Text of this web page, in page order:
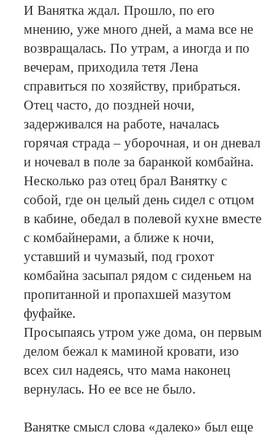
И Ванятка ждал. Прошло, по его
мнению, уже много дней, а мама все не
возвращалась. По утрам, а иногда и по
вечерам, приходила тетя Лена
справиться по хозяйству, прибраться.
Отец часто, до поздней ночи,
задерживался на работе, началась
горячая страда – уборочная, и он дневал
и ночевал в поле за баранкой комбайна.
Несколько раз отец брал Ванятку с
собой, где он целый день сидел с отцом
в кабине, обедал в полевой кухне вместе
с комбайнерами, а ближе к ночи,
уставший и чумазый, под грохот
комбайна засыпал рядом с сиденьем на
пропитанной и пропахшей мазутом
фуфайке.
Просыпаясь утром уже дома, он первым
делом бежал к маминой кровати, изо
всех сил надеясь, что мама наконец
вернулась. Но ее все не было.
Ванятке смысл слова «далеко» был еще